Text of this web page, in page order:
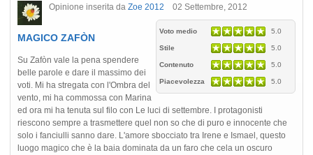
Opinione inserita da Zoe 2012 02 Settembre, 2012
Voto medio 5.0
Stile 5.0
Contenuto 5.0
Piacevolezza 5.0
MAGICO ZAFÒN
Su Zafòn vale la pena spendere
belle parole e dare il massimo dei
voti. Mi ha stregata con l'Ombra del
vento, mi ha commossa con Marina
ed ora mi ha tenuta sul filo con Le luci di settembre. I protagonisti
riescono sempre a trasmettere quel non so che di puro e innocente che
solo i fanciulli sanno dare. L'amore sbocciato tra Irene e Ismael, questo
luogo magico che è la baia dominata da un faro che cela un oscuro